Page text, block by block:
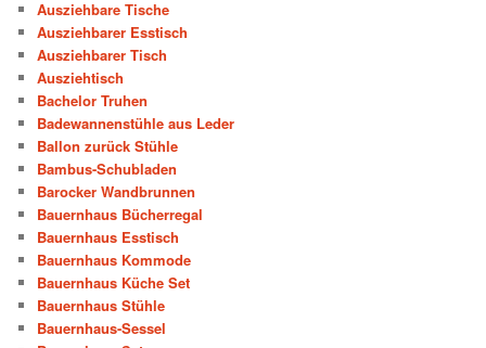
Ausziehbare Tische
Ausziehbarer Esstisch
Ausziehbarer Tisch
Ausziehtisch
Bachelor Truhen
Badewannenstühle aus Leder
Ballon zurück Stühle
Bambus-Schubladen
Barocker Wandbrunnen
Bauernhaus Bücherregal
Bauernhaus Esstisch
Bauernhaus Kommode
Bauernhaus Küche Set
Bauernhaus Stühle
Bauernhaus-Sessel